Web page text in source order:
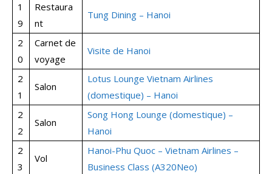
1
9
Restaura
nt
Tung Dining – Hanoi
2
0
Carnet de
voyage
Visite de Hanoi
2
1
Salon
Lotus Lounge Vietnam Airlines
(domestique) – Hanoi
2
2
Salon
Song Hong Lounge (domestique) –
Hanoi
2
3
Vol
Hanoi-Phu Quoc – Vietnam Airlines –
Business Class (A320Neo)